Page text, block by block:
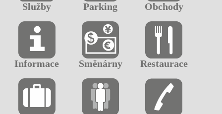
Služby Parking Obchody
Informace Směnárny Restaurace